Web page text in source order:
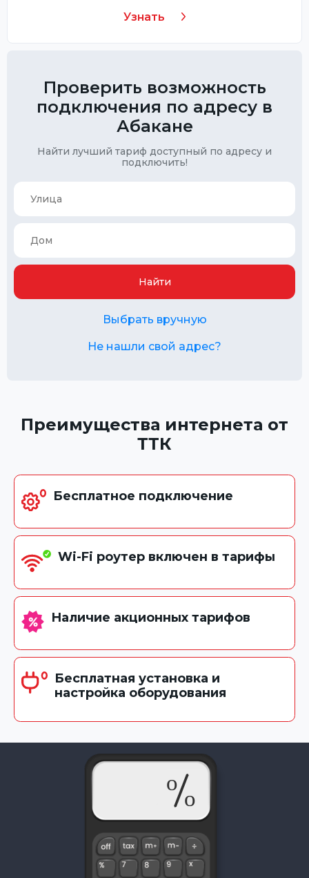
Узнать
Проверить возможность
подключения по адресу в
Абакане
Найти лучший тариф доступный по адресу и
подключить!
Найти
Выбрать вручную
Не нашли свой адрес?
Преимущества интернета от
ТТК
Бесплатное подключение
Wi-Fi роутер включен в тарифы
Наличие акционных тарифов
Бесплатная установка и
настройка оборудования